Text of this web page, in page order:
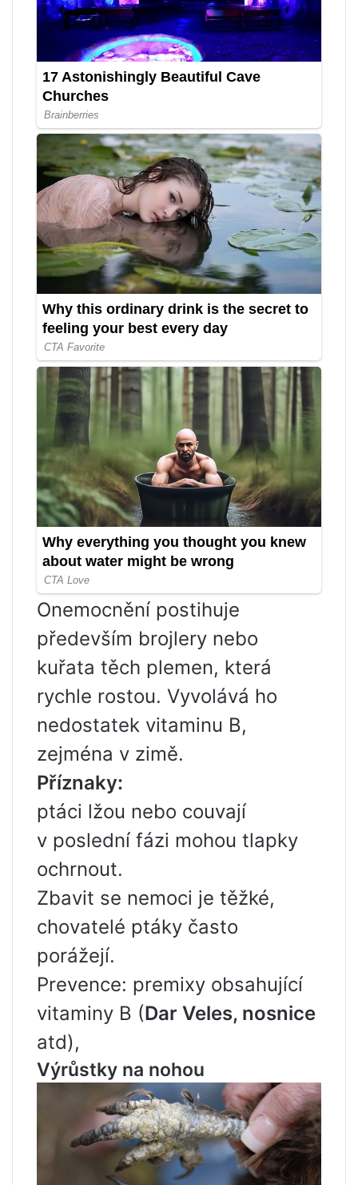
Onemocnění postihuje
především brojlery nebo
kuřata těch plemen, která
rychle rostou. Vyvolává ho
nedostatek vitaminu B,
zejména v zimě.
Příznaky:
ptáci lžou nebo couvají
v poslední fázi mohou tlapky
ochrnout.
Zbavit se nemoci je těžké,
chovatelé ptáky často
porážejí.
Prevence: premixy obsahující
vitaminy B (Dar Veles, nosnice
atd),
Výrůstky na nohou